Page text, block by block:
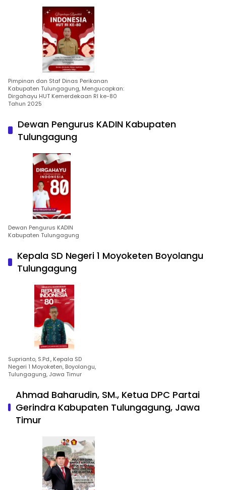
Pimpinan dan Staf Dinas Perikanan
Kabupaten Tulungagung, Mengucapkan:
Dirgahayu HUT Kemerdekaan RI ke-80
Tahun 2025
Dewan Pengurus KADIN Kabupaten
Tulungagung
Dewan Pengurus KADIN
Kabupaten Tulungagung
Kepala SD Negeri 1 Moyoketen Boyolangu
Tulungagung
Suprianto, S.Pd., Kepala SD
Negeri 1 Moyoketen, Boyolangu,
Tulungagung, Jawa Timur
Ahmad Baharudin, SM., Ketua DPC Partai
Gerindra Kabupaten Tulungagung, Jawa
Timur